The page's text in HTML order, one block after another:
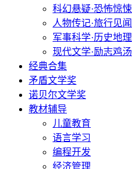
科幻悬疑·恐怖惊悚
人物传记·旅行见闻
军事科学·历史地理
现代文学·励志鸡汤
经典合集
矛盾文学奖
诺贝尔文学奖
教材辅导
儿童教育
语言学习
编程开发
经济管理